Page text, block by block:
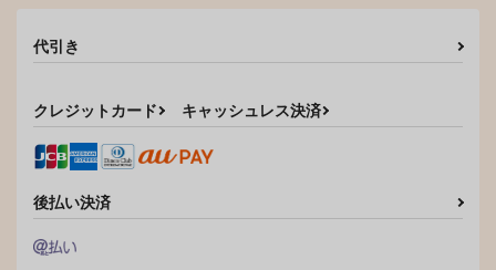
代引き
クレジットカード キャッシュレス決済
後払い決済